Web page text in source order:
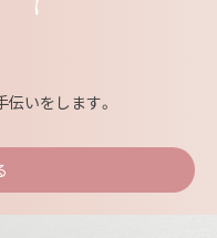
伝いをします。